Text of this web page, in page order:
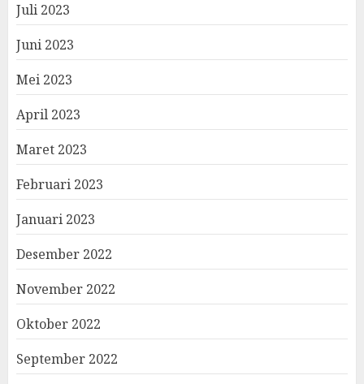
Juli 2023
Juni 2023
Mei 2023
April 2023
Maret 2023
Februari 2023
Januari 2023
Desember 2022
November 2022
Oktober 2022
September 2022